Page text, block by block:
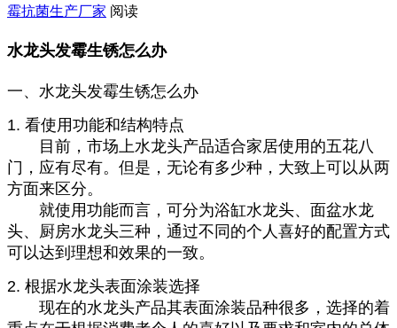
霉抗菌生产厂家 阅读
水龙头发霉生锈怎么办
一、水龙头发霉生锈怎么办
1. 看使用功能和结构特点
目前，市场上水龙头产品适合家居使用的五花八
门，应有尽有。但是，无论有多少种，大致上可以从两
方面来区分。
就使用功能而言，可分为浴缸水龙头、面盆水龙
头、厨房水龙头三种，通过不同的个人喜好的配置方式
可以达到理想和效果的一致。
2. 根据水龙头表面涂装选择
现在的水龙头产品其表面涂装品种很多，选择的着